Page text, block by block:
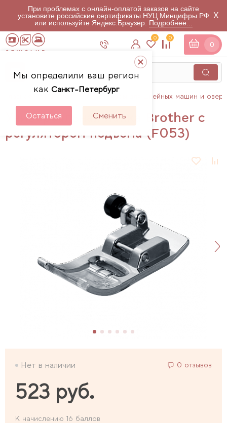
При проблемах с онлайн-оплатой заказов на сайте
установите российские сертификаты НУЦ Минцифры РФ
или используйте Яндекс.Браузер. Подробнее...
X
Мы определили ваш регион
как Санкт-Петербург
Остаться Сменить
0 0
0
Аксессуары для швейных машин и
Универсальная лапка Brother с
регулятором подъема (F053)
Нет в наличии 0 отзывов
523 руб.
К начислению 16 баллов